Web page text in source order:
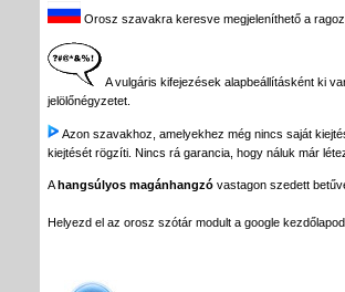
Orosz szavakra keresve megjeleníthető a
A vulgáris kifejezések alapbeállításként ki
jelölőnégyzetet.
Azon szavakhoz, amelyekhez még nincs saját
kiejtését rögzíti. Nincs rá garancia, hogy náluk már
Ahangsúlyos magánhangzó vastagon szedett
Helyezd el az orosz szótár modult a google